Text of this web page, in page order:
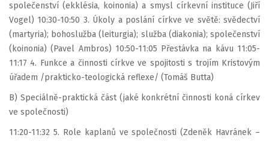
společenství (ekklésia, koinonia) a smysl církevní instituce (Jiří
Vogel) 10:30-10:50 3. Úkoly a poslání církve ve světě: svědectví
(martyria); bohoslužba (leiturgia); služba (diakonia); společenství
(koinonia) (Pavel Ambros) 10:50-11:05 Přestávka na kávu 11:05-
11:17 4. Funkce a činnosti církve ve spojitosti s trojím Kristovým
úřadem /prakticko-teologická reflexe/ (Tomáš Butta)
B) Speciálně-praktická část (jaké konkrétní činnosti koná církev
ve společnosti)
11:20-11:32 5. Role kaplanů ve společnosti (Zdeněk Havránek –